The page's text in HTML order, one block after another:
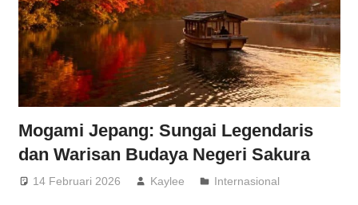
Mogami Jepang: Sungai Legendaris
dan Warisan Budaya Negeri Sakura
14 Februari 2026 Kaylee Internasional